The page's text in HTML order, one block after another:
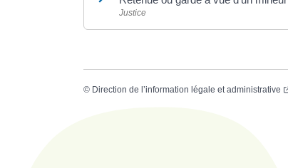
Justice
© Direction de l’information légale et administrative